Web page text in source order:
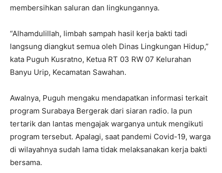
membersihkan saluran dan lingkungannya.
“Alhamdulillah, limbah sampah hasil kerja bakti tadi
langsung diangkut semua oleh Dinas Lingkungan Hidup,”
kata Puguh Kusratno, Ketua RT 03 RW 07 Kelurahan
Banyu Urip, Kecamatan Sawahan.
Awalnya, Puguh mengaku mendapatkan informasi terkait
program Surabaya Bergerak dari siaran radio. Ia pun
tertarik dan lantas mengajak warganya untuk mengikuti
program tersebut. Apalagi, saat pandemi Covid-19, warga
di wilayahnya sudah lama tidak melaksanakan kerja bakti
bersama.